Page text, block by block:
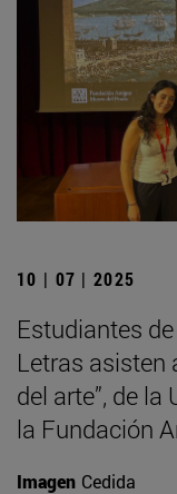
10 | 07 | 2025
Estudiantes
Letras asisten
del arte”, de
la Fundación
Imagen Cedida